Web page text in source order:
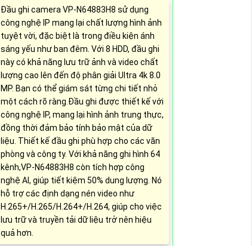
Đầu ghi camera VP-N64883H8 sử dụng
công nghệ IP mang lại chất lượng hình ảnh
tuyệt vời, đặc biệt là trong điều kiện ánh
sáng yếu như ban đêm. Với 8 HDD, đầu ghi
này có khả năng lưu trữ ảnh và video chất
lượng cao lên đến độ phân giải Ultra 4k 8.0
MP. Bạn có thể giám sát từng chi tiết nhỏ
một cách rõ ràng.Đầu ghi được thiết kế với
công nghệ IP, mang lại hình ảnh trung thực,
đồng thời đảm bảo tính bảo mật của dữ
liệu. Thiết kế đầu ghi phù hợp cho các văn
phòng và công ty. Với khả năng ghi hình 64
kênh,VP-N64883H8 còn tích hợp công
nghệ AI, giúp tiết kiệm 50% dung lượng. Nó
hỗ trợ các định dạng nén video như
H.265+/H.265/H.264+/H.264, giúp cho việc
lưu trữ và truyền tải dữ liệu trở nên hiệu
quả hơn.